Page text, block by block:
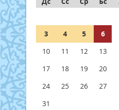
3
4 5 6
10
11 12 13
17
18 19 20
24
25 26 27
31